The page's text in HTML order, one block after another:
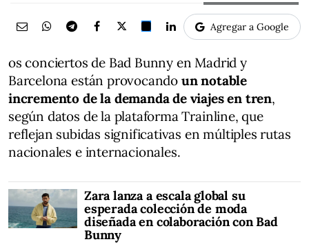
Agregar a Google
os conciertos de Bad Bunny en Madrid y
Barcelona están provocando un notable
incremento de la demanda de viajes en tren,
según datos de la plataforma Trainline, que
reflejan subidas significativas en múltiples rutas
nacionales e internacionales.
Zara lanza a escala global su
esperada colección de moda
diseñada en colaboración con Bad
Bunny